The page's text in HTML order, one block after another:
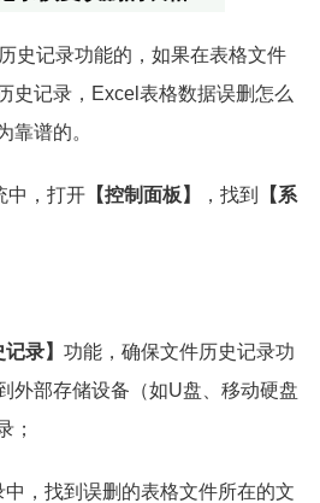
史记录功能的，如果在表格文件
史记录，Excel表格数据误删怎么
靠谱的。
中，打开【控制面板】 ，找到
【系
录】 功能，确保文件历史记录功
外部存储设备（如U盘、移动硬盘
；
，找到误删的表格文件所在的文